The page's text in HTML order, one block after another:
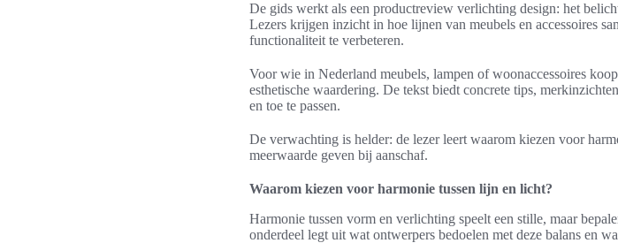
De gids werkt als een productreview verlichting design: het
Lezers krijgen inzicht in hoe lijnen van meubels en accessoires
functionaliteit te verbeteren.
Voor wie in Nederland meubels, lampen of woonaccessoires
esthetische waardering. De tekst biedt concrete tips,
en toe te passen.
De verwachting is helder: de lezer leert waarom kiezen voor
meerwaarde geven bij aanschaf.
Waarom kiezen voor harmonie tussen lijn en licht?
Harmonie tussen vorm en verlichting speelt een stille, maar
onderdeel legt uit wat ontwerpers bedoelen met deze balans en